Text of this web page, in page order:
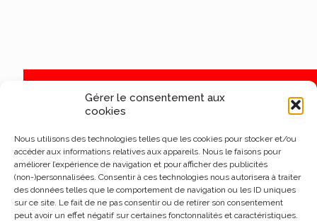
Gérer le consentement aux
cookies
Nous utilisons des technologies telles que les cookies pour stocker et/ou
accéder aux informations relatives aux appareils. Nous le faisons pour
améliorer l’expérience de navigation et pour afficher des publicités
(non-)personnalisées. Consentir à ces technologies nous autorisera à traiter
des données telles que le comportement de navigation ou les ID uniques
sur ce site. Le fait de ne pas consentir ou de retirer son consentement
peut avoir un effet négatif sur certaines fonctonnalités et caractéristiques.